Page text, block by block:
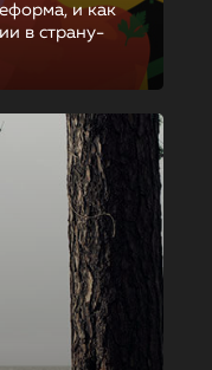
и как
в страну-